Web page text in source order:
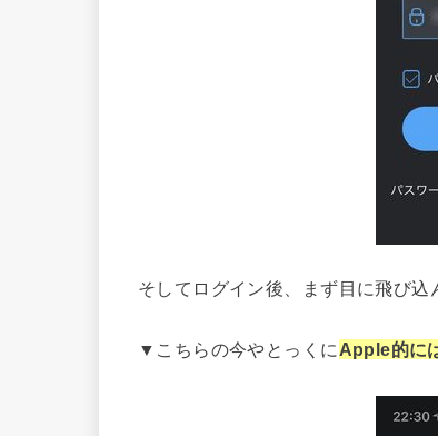
そしてログイン後、まず目に飛び込
▼こちらの今やとっくに Apple的に